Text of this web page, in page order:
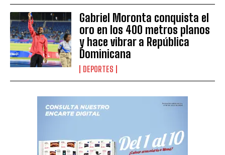
Gabriel Moronta conquista el
oro en los 400 metros planos
y hace vibrar a República
Dominicana
DEPORTES